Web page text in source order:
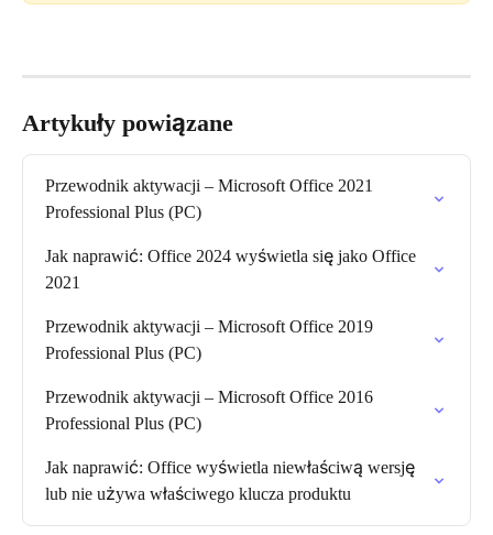
Artykuły powiązane
Przewodnik aktywacji – Microsoft Office 2021
Professional Plus (PC)
Jak naprawić: Office 2024 wyświetla się jako Office
2021
Przewodnik aktywacji – Microsoft Office 2019
Professional Plus (PC)
Przewodnik aktywacji – Microsoft Office 2016
Professional Plus (PC)
Jak naprawić: Office wyświetla niewłaściwą wersję
lub nie używa właściwego klucza produktu